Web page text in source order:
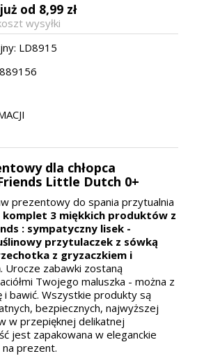
już od 8,99 zł
wysyłki
LD8915
dla chłopca
Little Dutch 0+
prezentowy do spania przytualnia
komplet 3 miękkich produktów z
: sympatyczny lisek -
przytulaczek z sówką
z gryzaczkiem i
. Urocze zabawki zostaną
Twojego maluszka - można z
i bawić. Wszystkie produkty są
bezpiecznych, najwyższej
w przepięknej delikatnej
jest zapakowana w eleganckie
na prezent.